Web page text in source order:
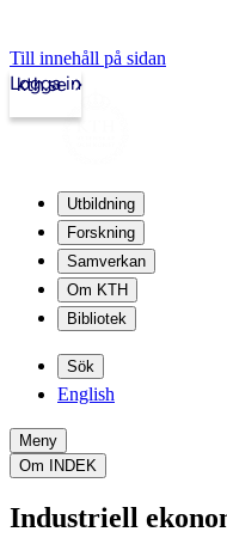
Till innehåll på sidan
kth.se
Logga in
Utbildning
Forskning
Samverkan
Om KTH
Bibliotek
Sök
English
Meny
Om INDEK
Industriell